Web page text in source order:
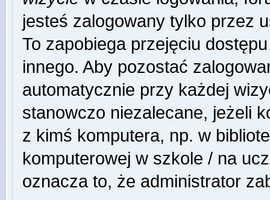
jesteś zalogowany tylko przez
To zapobiega przejęciu
innego. Aby pozostać
automatycznie przy każdej
stanowczo niezalecane, jeżeli
z kimś komputera, np. w
komputerowej w szkole / na
oznacza to, że administrator